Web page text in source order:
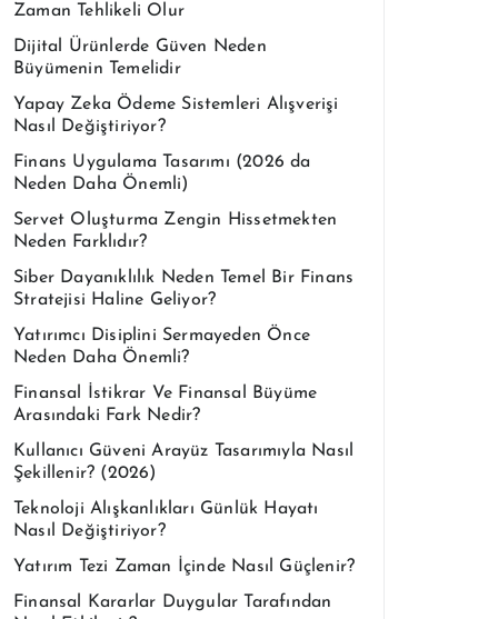
Zaman Tehlikeli Olur
Dijital Ürünlerde Güven Neden
Büyümenin Temelidir
Yapay Zeka Ödeme Sistemleri Alışverişi
Nasıl Değiştiriyor?
Finans Uygulama Tasarımı (2026 da
Neden Daha Önemli)
Servet Oluşturma Zengin Hissetmekten
Neden Farklıdır?
Siber Dayanıklılık Neden Temel Bir Finans
Stratejisi Haline Geliyor?
Yatırımcı Disiplini Sermayeden Önce
Neden Daha Önemli?
Finansal İstikrar Ve Finansal Büyüme
Arasındaki Fark Nedir?
Kullanıcı Güveni Arayüz Tasarımıyla Nasıl
Şekillenir? (2026)
Teknoloji Alışkanlıkları Günlük Hayatı
Nasıl Değiştiriyor?
Yatırım Tezi Zaman İçinde Nasıl Güçlenir?
Finansal Kararlar Duygular Tarafından